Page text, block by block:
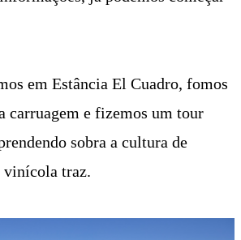
em Estância El Cuadro, fomos
carruagem e fizemos um tour
sobra a cultura de
vinícola traz.